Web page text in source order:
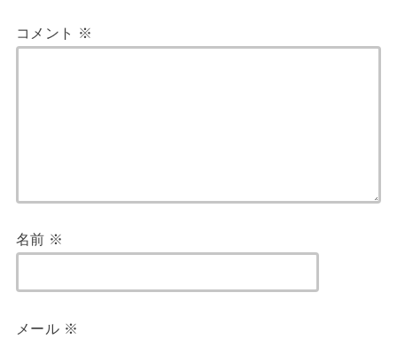
コメント ※
名前 ※
メール ※